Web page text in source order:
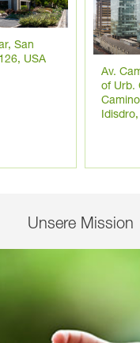
San
USA
Av.
of Urb.
Unsere Mission